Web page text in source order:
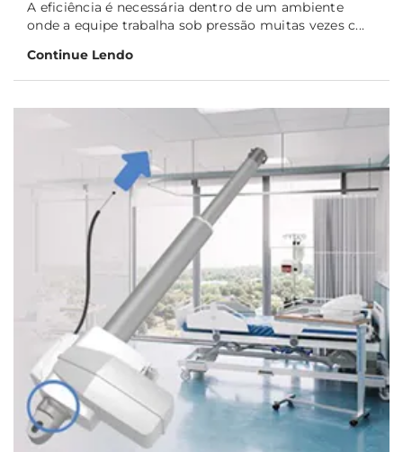
A eficiência é necessária dentro de um ambiente
onde a equipe trabalha sob pressão muitas vezes c...
Continue Lendo